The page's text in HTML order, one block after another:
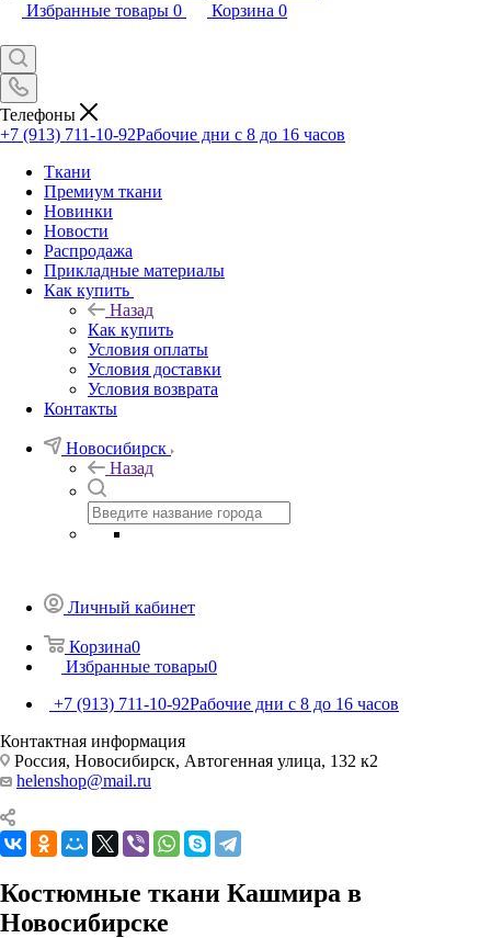
Избранные товары 0 Корзина 0
Телефоны
+7 (913) 711-10-92Рабочие дни с 8 до 16 часов
Ткани
Премиум ткани
Новинки
Новости
Распродажа
Прикладные материалы
Как купить
Назад
Как купить
Условия оплаты
Условия доставки
Условия возврата
Контакты
Новосибирск
Назад
Личный кабинет
Корзина0
Избранные товары0
+7 (913) 711-10-92Рабочие дни с 8 до 16 часов
Контактная информация
Россия, Новосибирск, Автогенная улица, 132 к2
helenshop@mail.ru
Костюмные ткани Кашмира в
Новосибирске